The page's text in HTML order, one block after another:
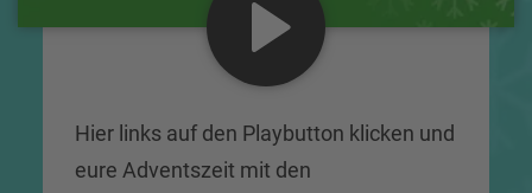
Hier links auf den Playbutton klicken und
eure Adventszeit mit den